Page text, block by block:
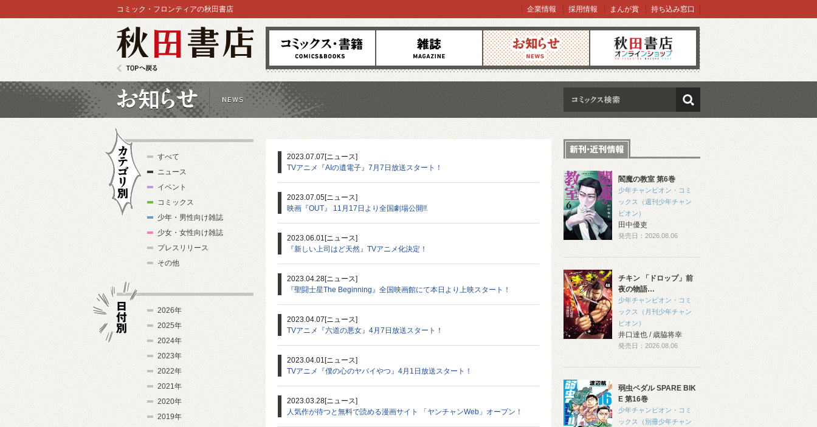
コミックス 雑誌 お知らせ オンラインショップ
TOPへ戻る
コミック・フロンティアの秋田書店 企業情報 採用情報 まんが賞 持ち込み窓口
検索
2023.07.07 [ニュース]
TVアニメ『AIの遺電子』7月7日放送スタート！
2023.07.05[ニュース]
映画『OUT』 11月17日より全国劇場公開!!
2023.06.01 [ニュース]
『新しい上司はど天然』TVアニメ化決定！
2023.04.28[ニュース]
『聖闘士星The Beginning』全国映画館にて本日より上映スタート！
2023.04.07 [ニュース]
TVアニメ『六道の悪女』4月7日放送スタート！
2023.04.01 [ニュース]
TVアニメ『僕の心のヤバイやつ』4月1日放送スタート！
2023.03.28[ニュース]
人気作が待つと無料で読める漫画サイト 「ヤンチャンWeb」オープン！
閻魔の教室 第6巻
少年チャンピオン・コミ
ックス（週刊少年チャン
ピオン）
田中優吏
発売日：2026.08.06
チキン 「ドロップ」前
夜の物語…
少年チャンピオン・コミ
ックス（月刊少年チャン
ピオン）
井口達也 / 歳脇将幸
発売日：2026.08.06
弱虫ペダル SPARE BIK
E 第16巻
少年チャンピオン・コミ
ックス（別冊少年チャン
カテゴリ別
すべて
ニュース
イベント
コミックス
少年・男性向け雑誌
少女・女性向け雑誌
プレスリリース
その他
2026年
2025年
2024年
2023年
2022年
2021年
2020年
2019年